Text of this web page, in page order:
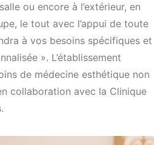
ou encore à l’extérieur, en
le tout avec l’appui de toute
à vos besoins spécifiques et
». L’établissement
de médecine esthétique non
collaboration avec la Clinique